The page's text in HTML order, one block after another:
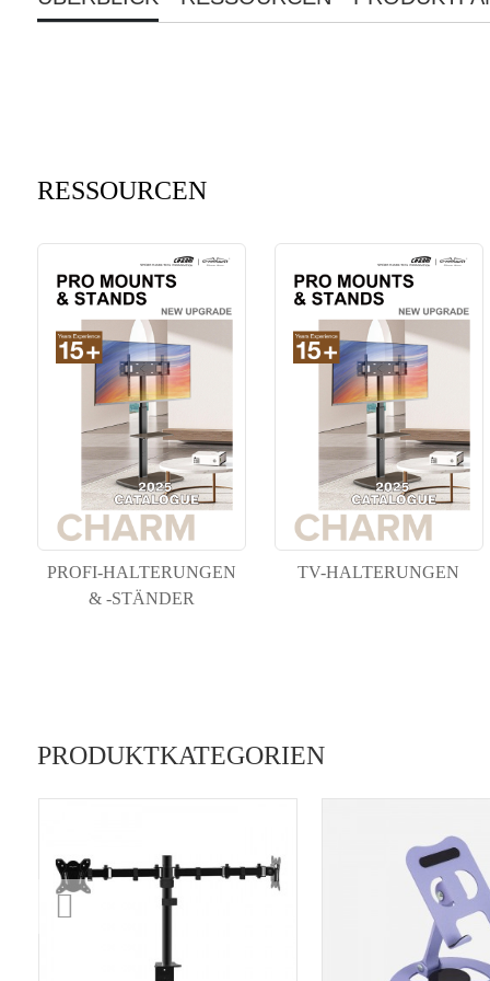
RESSOURCEN
PROFI-HALTERUNGEN
& -STÄNDER
TV-HALTERUNGEN
PRODUKTKATEGORIEN